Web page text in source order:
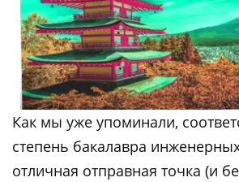
Как мы уже упоминали,
степень бакалавра
отличная отправная точка (и